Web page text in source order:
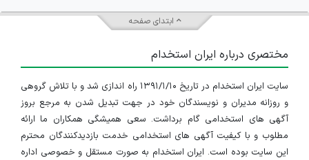
ابتدای صفحه
مختصری درباره ایران استخدام
سایت ایران استخدام در تاریخ ۱۳۹۱/۱/۱۰ راه اندازی شد و با تلاش گروهی
و روزانه مدیران و نویسندگان خود در جهت تبدیل شدن به مرجع بروز
آگهی های استخدامی گام برداشت. سعی همیشگی همکاران ما ارائه
مطلوب و با کیفیت آگهی های استخدامی خدمت بازدیدکنندگان محترم
این سایت بوده است. ایران استخدام به صورت مستقل و خصوصی اداره